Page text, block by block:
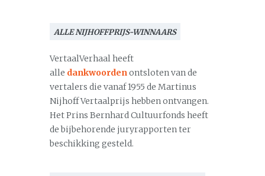
ALLE NIJHOFFPRIJS-WINNAARS
VertaalVerhaal heeft
alle dankwoordenontsloten van de
vertalers die vanaf 1955 de Martinus
Nijhoff Vertaalprijs hebben ontvangen.
Het Prins Bernhard Cultuurfonds heeft
de bijbehorende juryrapporten ter
beschikking gesteld.